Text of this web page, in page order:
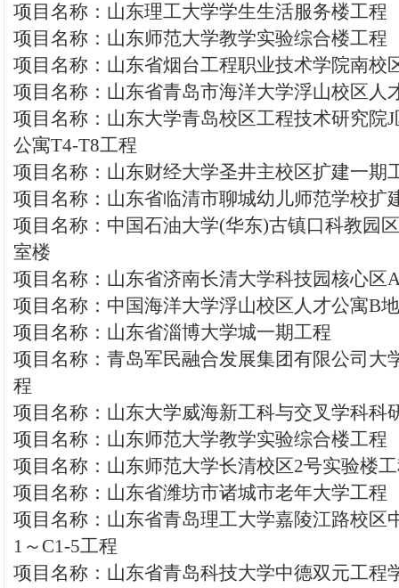
项目名称：山东理工大学学生生活服务楼工程
项目名称：山东师范大学教学实验综合楼工程
项目名称：山东省烟台工程职业技术学院南校
项目名称：山东省青岛市海洋大学浮山校区人
项目名称：山东大学青岛校区工程技术研究院
公寓T4-T8工程
项目名称：山东财经大学圣井主校区扩建一期
项目名称：山东省临清市聊城幼儿师范学校扩
项目名称：中国石油大学(华东)古镇口科教园
室楼
项目名称：山东省济南长清大学科技园核心区
项目名称：中国海洋大学浮山校区人才公寓B
项目名称：山东省淄博大学城一期工程
项目名称：青岛军民融合发展集团有限公司大
程
项目名称：山东大学威海新工科与交叉学科科
项目名称：山东师范大学教学实验综合楼工程
项目名称：山东师范大学长清校区2号实验楼
项目名称：山东省潍坊市诸城市老年大学工程
项目名称：山东省青岛理工大学嘉陵江路校区
1～C1-5工程
项目名称：山东省青岛科技大学中德双元工程